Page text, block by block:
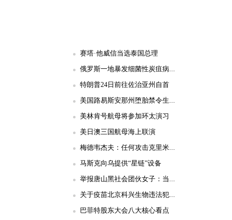
赛塔·他威信当选泰国总理
俄罗斯一地暴发细菌性炭疽病...
特朗普24日前往佐治亚州自首
美国路易斯安那州堕胎禁令生...
美林肯号航母将参加环太演习
美日澳三国航母海上联演
梅德韦杰夫：任何攻击克里米...
马斯克向乌提供“星链”设备
举报唐山黑社会团伙女子：当...
关于疫苗北京科兴生物违法犯...
巴菲特股东大会八大核心看点